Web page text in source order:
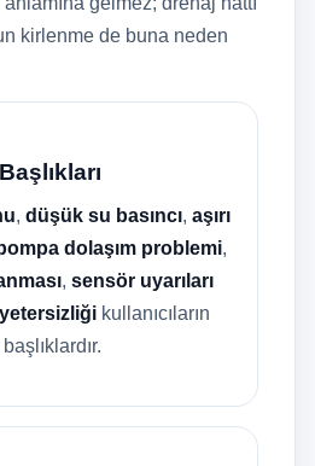
kirlenme de buna neden
, düşük su basıncı, aşırı
dolaşım problemi,
, sensör uyarıları
yetersizliği kullanıcıların
başlıklardır.